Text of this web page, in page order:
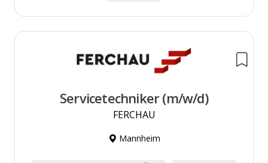
Servicetechniker (m/w/d)
FERCHAU
Mannheim